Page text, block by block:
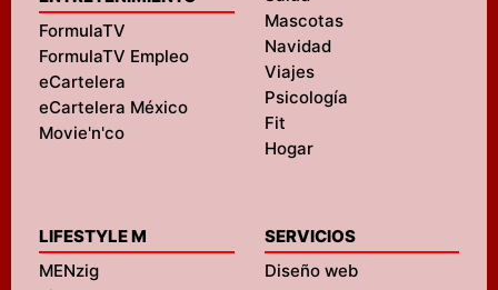
FormulaTV
FormulaTV Empleo
eCartelera
eCartelera México
Movie'n'co
Mascotas
Navidad
Viajes
Psicología
Fit
Hogar
LIFESTYLE M
MENzig
SERVICIOS
Diseño web